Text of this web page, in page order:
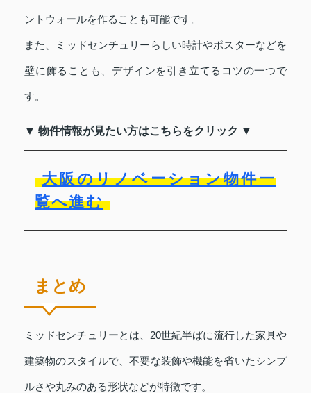
ントウォールを作ることも可能です。
また、ミッドセンチュリーらしい時計やポスターなどを
壁に飾ることも、デザインを引き立てるコツの一つで
す。
▼ 物件情報が見たい方はこちらをクリック ▼
大阪のリノベーション物件一
覧へ進む
まとめ
ミッドセンチュリーとは、20世紀半ばに流行した家具や
建築物のスタイルで、不要な装飾や機能を省いたシンプ
ルさや丸みのある形状などが特徴です。